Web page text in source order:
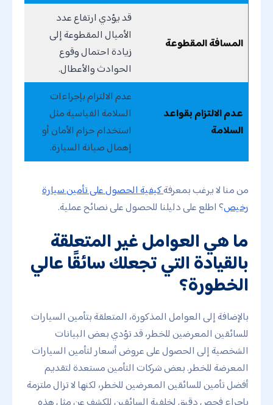
المسافة المقطوعة
قد يؤدي ارتفاع عدد
الأميال المقطوعة إلى
زيادة احتمال وقوع
الحوادث والأعطال.
عدم الالتزام بقواعد
السلامة
عدم الالتزام بإجراءات
السلامة القياسية مثل
استخدام حزام الأمان أو
إهمال صيانة السيارة.
من منا لا يرغب بمعرفةكيفية الحصول على تأمين سيارة
رخيص؟ اطلع على دليلنا للحصول على نصائح عملية.
ما هي العوامل غير المتعلقة
بالقيادة التي تجعلك سائقًا عالي
الخطورة؟
بالإضافة إلى العوامل المذكورة، المتعلقة بتأمين السيارات
للسائقين المعرضين للخطر، قد تؤدي بعض البيانات
الشخصية إلى الحصول على عروض أسعار لتأمين السيارات
المعرضة للخطر. بعض شركات التأمين مستعدة لتقديم
أفضل تأمين للسائقين المعرضين للخطر، لكنها لا تزال ملتزمة